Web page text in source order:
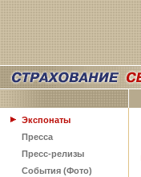
Экспонаты
Пресса
Пресс-релизы
События (Фото)